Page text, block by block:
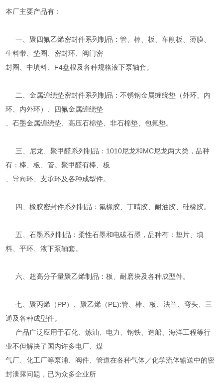
本厂主要产品有：
一、聚四氟乙烯密封件系列制品：管、棒、板、车削板、薄膜、
生料带、垫圈、密封环、阀门密
封圈、中填料、F4盘根及各种规格液下泵轴套。
二、金属缠绕垫密封件系列制品：不锈钢金属缠绕垫（外环、内
环、内外环）、四氟金属缠绕垫
、石墨金属缠绕垫、高压石棉垫、非石棉垫、包氟垫。
三、尼龙、聚甲醛系列制品：1010尼龙和MC尼龙两大类，品种
有：棒、板、管。聚甲醛有棒、板
、导向环、支承环及各种成型件。
四、橡胶密封件系列制品：氟橡胶、丁晴胶、耐油胶、硅橡胶。
五、石墨系列制品：柔性石墨和电碳石墨，品种有：垫片、填
料、平环、液下泵轴套。
六、超高分子量聚乙烯制品：板、耐磨块及各种成型件。
七、聚丙烯（PP）、聚乙烯（PE):管、棒、板、法兰、弯头、三
通及各种成型件。
产品广泛应用于石化、炼油、电力、钢铁、造船、海洋工程等行
业不但解决了国内许多电厂、煤
气厂、化工厂等泵浦、阀件、管道在各种气体／化学流体输送中的密
封泄露问题，已为众多企业所